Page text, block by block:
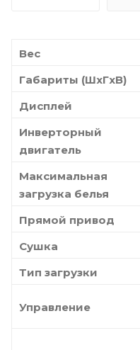
Вес
Габариты (ШxГxВ)
Дисплей
Инверторный
двигатель
Максимальная
загрузка белья
Прямой привод
Сушка
Тип загрузки
Управление